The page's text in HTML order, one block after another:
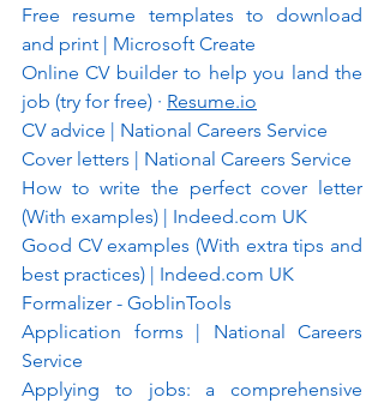
Free resume templates to download
and print | Microsoft Create
Online CV builder to help you land the
job (try for free) · Resume.io
CV advice | National Careers Service
Cover letters | National Careers Service
How to write the perfect cover letter
(With examples) | Indeed.com UK
Good CV examples (With extra tips and
best practices) | Indeed.com UK
Formalizer - GoblinTools
Application forms | National Careers
Service
Applying to jobs: a comprehensive